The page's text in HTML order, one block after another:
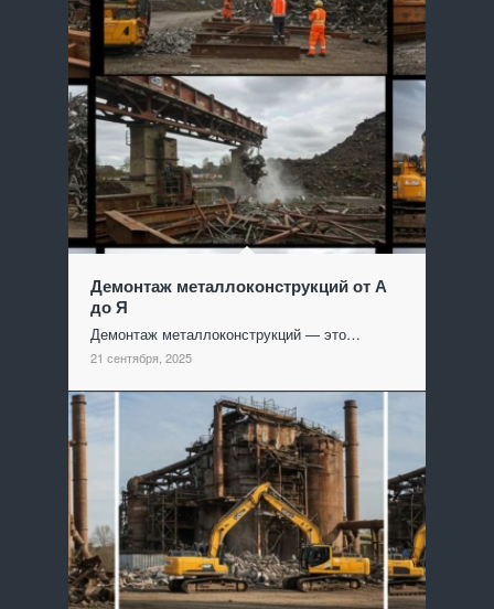
Демонтаж металлоконструкций от А
до Я
Демонтаж металлоконструкций — это…
21 сентября, 2025